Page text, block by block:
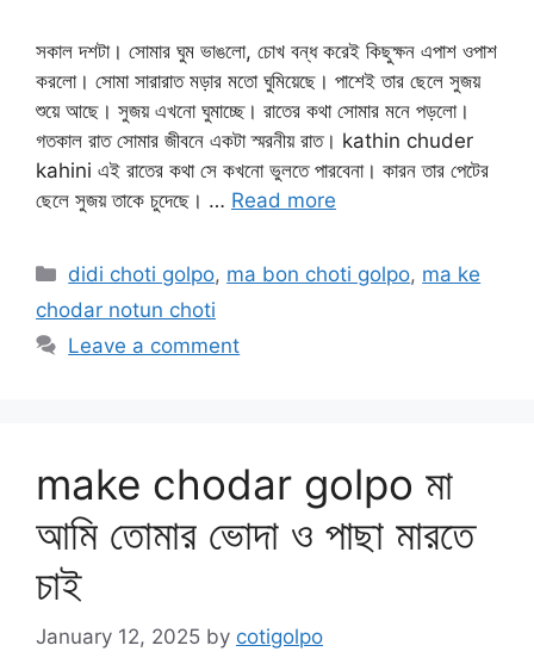
সকাল দশটা। সোমার ঘুম ভাঙলো, চোখ বন্ধ করেই কিছুক্ষন এপাশ ওপাশ
করলো। সোমা সারারাত মড়ার মতো ঘুমিয়েছে। পাশেই তার ছেলে সুজয়
শুয়ে আছে। সুজয় এখনো ঘুমাচ্ছে। রাতের কথা সোমার মনে পড়লো।
গতকাল রাত সোমার জীবনে একটা স্মরনীয় রাত। kathin chuder
kahini এই রাতের কথা সে কখনো ভুলতে পারবেনা। কারন তার পেটের
ছেলে সুজয় তাকে চুদেছে। … Read more
Categories
didi choti golpo, ma bon choti golpo, ma ke
chodar notun choti
Leave a comment
make chodar golpo মা
আমি তোমার ভোদা ও পাছা মারতে
চাই
January 12, 2025 by cotigolpo